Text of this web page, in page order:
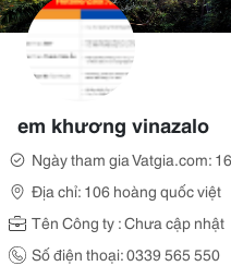
em khương vinazalo
Ngày tham gia Vatgia.com:
Địa chỉ: 106 hoàng quốc việt
Tên Công ty : Chưa cập nhật
Số điện thoại: 0339 565 550